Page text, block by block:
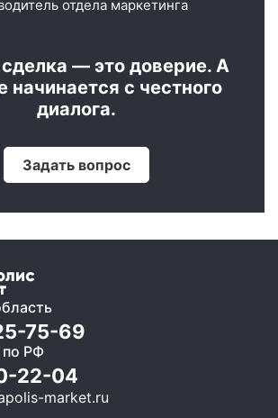
отдела маркетинга
— это доверие. А
начинается с честного
диалога.
Задать вопрос
75-69
по РФ
22-04
market.ru